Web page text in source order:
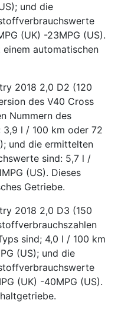
und die
(UK) -23MPG (US).
automatischen
2018 2,0 D2 (120
des V40 Cross
Nummern des
l / 100 km oder 72
und die ermittelten
sind: 5,7 l /
(US). Dieses
Getriebe.
2018 2,0 D3 (150
sind; 4,0 l / 100 km
(US); und die
(UK) -40MPG (US).